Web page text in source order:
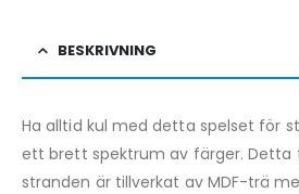
BESKRIVNING
Ha alltid kul med detta spelset för
ett brett spektrum av färger. Detta
stranden är tillverkat av MDF-trä